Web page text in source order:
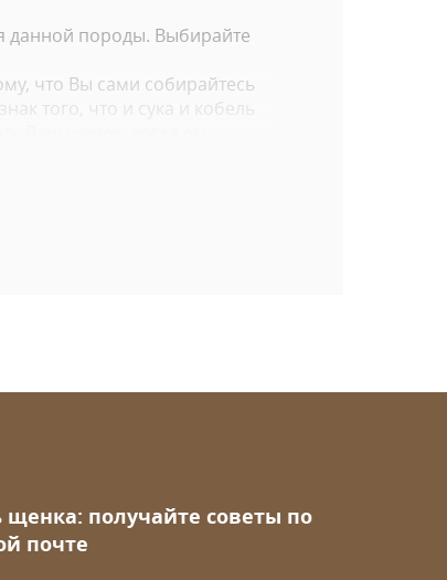
данной породы. Выбирайте
что Вы сами собирайтесь
того, что и сука и кобель
телосложение и
щенка: получайте советы по
почте